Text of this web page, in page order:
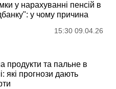
у нарахуванні пенсій в
у чому причина
15:30 09.04.26
продукти та пальне в
які прогнози дають